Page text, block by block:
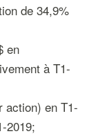
de 34,9%
en
à T1-
action) en T1-
2019;